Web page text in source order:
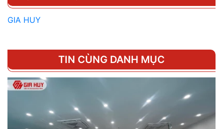
GIA HUY
TIN CÙNG DANH MỤC